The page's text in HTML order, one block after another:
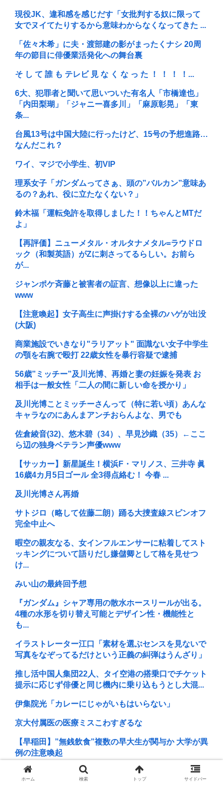
現役JK、違和感を感じだす「女批判する奴に限って
女でヌイてたりするから意味わからなくなってきた ...
「佐々木希」に夫・渡部建の影がまったくナシ 20周
年の節目に俳優業活発化への舞台裏
そ し て 誰 も テレビ 見 な く な っ た ！ ！ ！ ！...
6大、犯罪者と聞いて思いついた有名人「市橋達也」
「内田梨瑚」「ジャニー喜多川」「麻原彰晃」「東
条...
台風13号は中国大陸に行ったけど、15号の予想進路…
なんだこれ？
ワイ、マジで小学生、初VIP
理系女子「ガンダムってさぁ、頭の”バルカン”意味あ
るの？あれ、役に立たなくない？」
鈴木福「運転免許を取得しました！！ちゃんとMTだ
よ」
【再評価】ニューメタル・オルタナメタル=ラウドロ
ック（和製英語）がZに刺さってるらしい。お前ら
が...
ジャンポケ斉藤と被害者の証言、想像以上に違った
www
【注意喚起】女子高生に声掛けする全裸のハゲが出没
(大阪)
商業施設でいきなり"ラリアット" 面識ない女子中学生
の顎を右腕で殴打 22歳女性を暴行容疑で逮捕
56歳”ミッチー”及川光博、再婚と妻の妊娠を発表 お
相手は一般女性「二人の間に新しい命を授かり」
及川光博ことミッチーさんって（特に若い頃）あんな
キャラなのにあんまアンチおらんよな、男でも
佐倉綾音(32)、悠木碧（34）、早見沙織（35）←ここ
ら辺の独身ベテラン声優www
【サッカー】新星誕生！横浜F・マリノス、三井寺 眞
16歳4カ月5日ゴール 全3得点絡む！ 今春 ...
及川光博さん再婚
サトジロ（略して佐藤二朗）踊る大捜査線スピンオフ
完全中止へ
暇空の親友なる、女インフルエンサーに粘着してスト
ッキングについて語りだし嫌儲卿として格を見せつ
け...
みい山の最終回予想
『ガンダム』シャア専用の散水ホースリールが出る。
4種の水形を切り替え可能とデザイン性・機能性と
も...
イラストレーター江口「素材を選ぶセンスを見ないで
写真をなぞってるだけという正義の糾弾はうんざり」
推し活中国人集団22人、タイ空港の搭乗口でチケット
提示に応じず俳優と同じ機内に乗り込もうとし大混...
伊集院光「カレーにじゃがいもはいらない」
京大付属医の医療ミスこわすぎるな
【早稲田】”無銭飲食”複数の早大生が関与か 大学が異
例の注意喚起
一流アニメーター「アベテロはOK！高市は防弾やめ
ろ！」何を狙っているのか
ホーム 検索 トップ サイドバー